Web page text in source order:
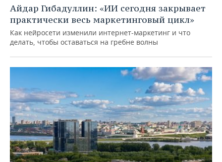
Айдар Гибадуллин: «ИИ сегодня закрывает
практически весь маркетинговый цикл»
Как нейросети изменили интернет-маркетинг и что
делать, чтобы оставаться на гребне волны